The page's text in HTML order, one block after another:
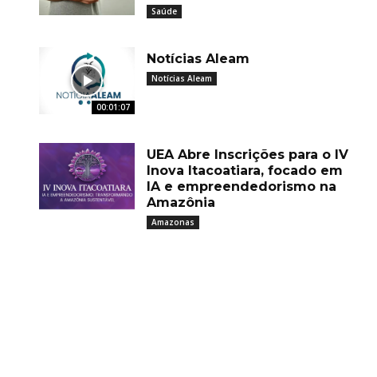
Saúde
00:01:07
Notícias Aleam
Notícias Aleam
UEA Abre Inscrições para o IV
Inova Itacoatiara, focado em
IA e empreendedorismo na
Amazônia
Amazonas